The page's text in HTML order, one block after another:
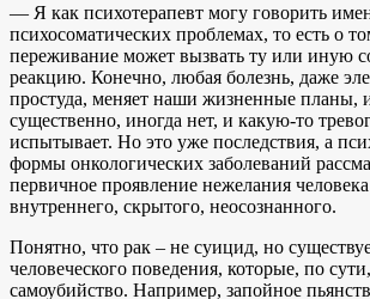
— Я как психотерапевт могу говорить
психосоматических проблемах, то есть о
переживание может вызвать ту или иную
реакцию. Конечно, любая болезнь, даже
простуда, меняет наши жизненные планы,
существенно, иногда нет, и какую-то
испытывает. Но это уже последствия, а
формы онкологических заболеваний
первичное проявление нежелания
внутреннего, скрытого, неосознанного.
Понятно, что рак – не суицид, но
человеческого поведения, которые, по
самоубийство. Например, запойное